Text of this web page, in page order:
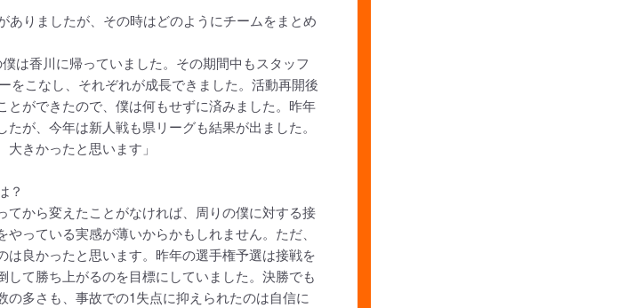
ありましたが、その時はどのようにチームをまとめ
は香川に帰っていました。その期間中もスタッフ
をこなし、それぞれが成長できました。活動再開後
とができたので、僕は何もせずに済みました。昨年
が、今年は新人戦も県リーグも結果が出ました。
きかったと思います」
？
てから変えたことがなければ、周りの僕に対する接
っている実感が薄いからかもしれません。ただ、
は良かったと思います。昨年の選手権予選は接戦を
て勝ち上がるのを目標にしていました。決勝でも
多さも、事故での1失点に抑えられたのは自信に